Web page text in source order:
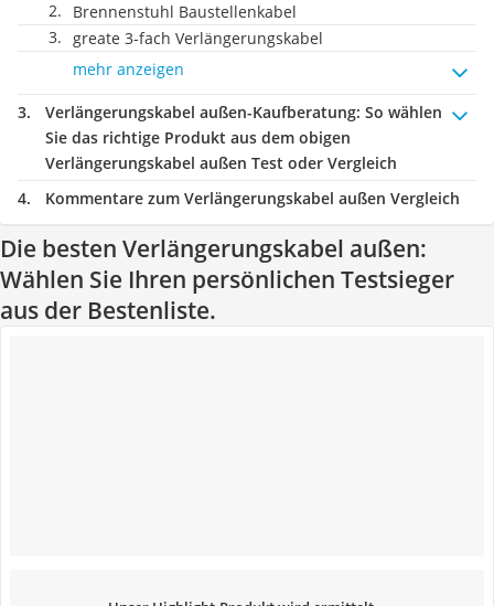
Brennenstuhl Baustellenkabel
greate 3-fach Verlängerungskabel
mehr anzeigen
Verlängerungskabel außen-Kaufberatung: So wählen
Sie das richtige Produkt aus dem obigen
Verlängerungskabel außen Test oder Vergleich
Kommentare zum Verlängerungskabel außen Vergleich
Die besten Verlängerungskabel außen:
Wählen Sie Ihren persönlichen Testsieger
aus der Bestenliste.